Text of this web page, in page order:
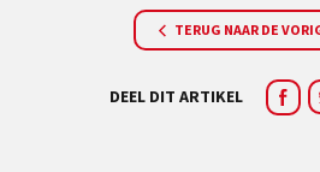
TERUG NAAR DE
DEEL DIT ARTIKEL